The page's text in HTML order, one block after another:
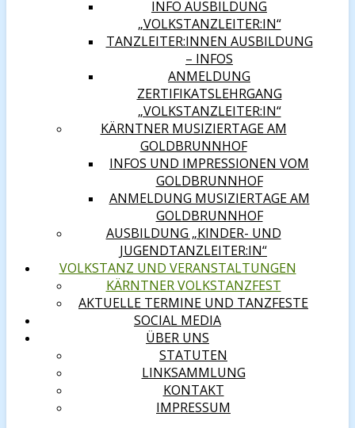
INFO AUSBILDUNG
„VOLKSTANZLEITER:IN“
TANZLEITER:INNEN AUSBILDUNG
– INFOS
ANMELDUNG
ZERTIFIKATSLEHRGANG
„VOLKSTANZLEITER:IN“
KÄRNTNER MUSIZIERTAGE AM
GOLDBRUNNHOF
INFOS UND IMPRESSIONEN VOM
GOLDBRUNNHOF
ANMELDUNG MUSIZIERTAGE AM
GOLDBRUNNHOF
AUSBILDUNG „KINDER- UND
JUGENDTANZLEITER:IN“
VOLKSTANZ UND VERANSTALTUNGEN
KÄRNTNER VOLKSTANZFEST
AKTUELLE TERMINE UND TANZFESTE
SOCIAL MEDIA
ÜBER UNS
STATUTEN
LINKSAMMLUNG
KONTAKT
IMPRESSUM